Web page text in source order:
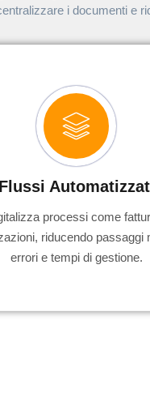
i documenti e
Flussi
processi come
riducendo passaggi
errori e tempi di gestione.